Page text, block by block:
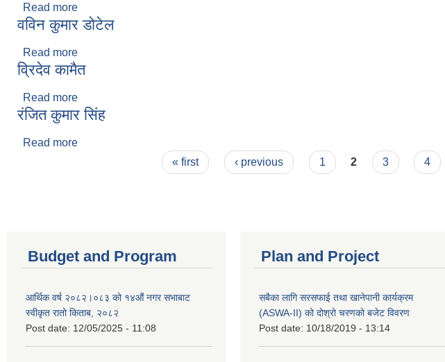
Read more
वविन कुमार डोटेल
Read more
व्रिदेव कामैत
Read more
रंजित कुमार सिंह
Read more
« first ‹ previous 1 2 3 4
Budget and Program
आर्थिक वर्ष २०८२।०८३ को १४औं नगर सभाबाट
स्वीकृत रातो किताब, २०८२
Post date: 12/05/2025 - 11:08
Plan and Project
सबैका लागि सरसफाई तथा खानेपानी कार्यक्रम
(ASWA-II) को दोश्रो चरणको बजेट विवरण
Post date: 10/18/2019 - 13:14